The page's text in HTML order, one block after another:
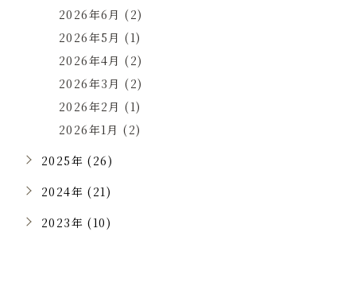
2026年6月 (2)
2026年5月 (1)
2026年4月 (2)
2026年3月 (2)
2026年2月 (1)
2026年1月 (2)
2025年 (26)
2024年 (21)
2023年 (10)